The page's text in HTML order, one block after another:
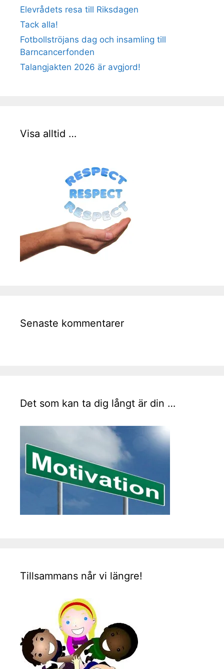
Elevrådets resa till Riksdagen
Tack alla!
Fotbollströjans dag och insamling till
Barncancerfonden
Talangjakten 2026 är avgjord!
Visa alltid …
Senaste kommentarer
Det som kan ta dig långt är din …
Tillsammans når vi längre!